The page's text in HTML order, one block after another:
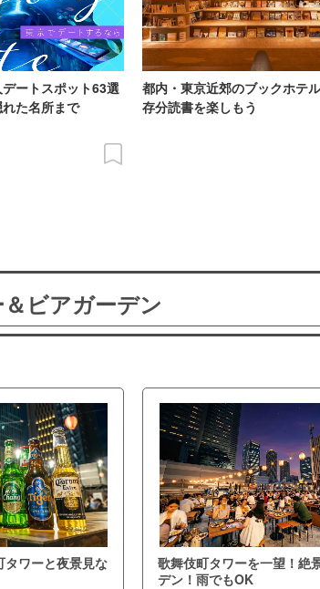
デートスポット63選
れた名所まで
都内・東京近郊のブックホテ
存分読書を楽しもう
ビアガーデン
タワーと夜景見な
歌舞伎町タワーを一望！絶
デン！雨でもOK